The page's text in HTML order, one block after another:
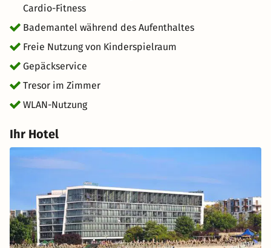
Cardio-Fitness
Bademantel während des Aufenthaltes
Freie Nutzung von Kinderspielraum
Gepäckservice
Tresor im Zimmer
WLAN-Nutzung
Ihr Hotel